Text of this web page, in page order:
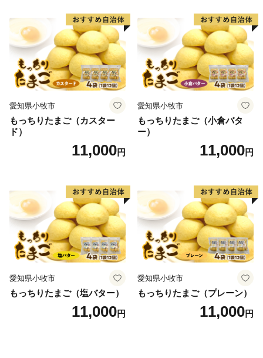
愛知県小牧市
もっちりたまご（カスター
ド）
11,000円
愛知県小牧市
もっちりたまご（小倉バタ
ー）
11,000円
愛知県小牧市
もっちりたまご（塩バター）
11,000円
愛知県小牧市
もっちりたまご（プレーン）
11,000円